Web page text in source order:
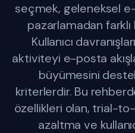
seçmek, geleneksel
pazarlamadan
Kullanıcı
aktiviteyi e-posta
büyümesini
kriterlerdir. Bu
özellikleri olan, trial-
azaltma ve